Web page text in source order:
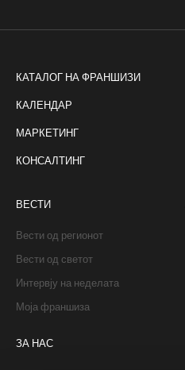
КАТАЛОГ НА ФРАНШИЗИ
КАЛЕНДАР
МАРКЕТИНГ
КОНСАЛТИНГ
ВЕСТИ
Вести од регионот
Вести од светот
Интервју на неделата
Моја франшиза
ЗА НАС